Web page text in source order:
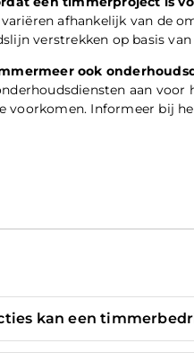
afhankelijk van de
verstrekken op basis
ook
aan
voorkomen. Informeer bij
kan een